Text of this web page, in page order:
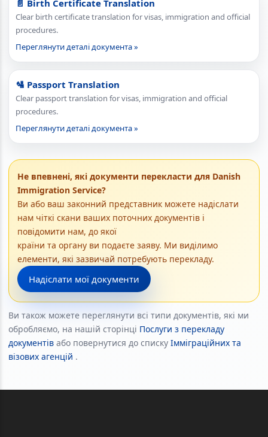
📄 Birth Certificate Translation
Clear birth certificate translation for visas, immigration and official
procedures.
Переглянути деталі документа »
🛂 Passport Translation
Clear passport translation for visas, immigration and official
procedures.
Переглянути деталі документа »
Не впевнені, які документи перекласти для Danish
Immigration Service?
Ви або ваш законний представник можете надіслати
нам чіткі скани ваших поточних документів і
повідомити нам, до якої
країни та органу ви подаєте заяву. Ми виділимо
елементи, які зазвичай потребують перекладу.
Надіслати мої документи
Ви також можете переглянути всі типи документів, які ми
обробляємо, на нашій сторінці Послуги з перекладу
документів або повернутися до списку Імміграційних та
візових агенцій .